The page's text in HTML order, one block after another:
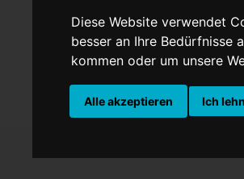
Diese Website verwendet
besser an Ihre Bedürfnisse
kommen oder um unsere
Alle akzeptieren Ich
TopNews Politik Sport